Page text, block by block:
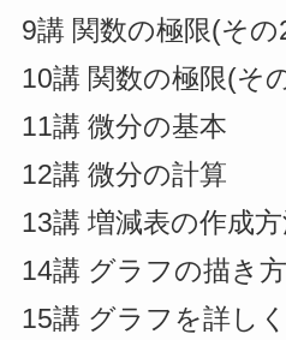
9講 関数の極限(その
10講 関数の極限(そ
11講 微分の基本
12講 微分の計算
13講 増減表の作成
14講 グラフの描き方
15講 グラフを詳し